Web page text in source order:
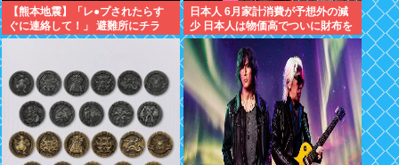
【熊本地震】「レ●プされたらす
ぐに連絡して！」 避難所にチラ
シ。 無料で緊急避妊薬を届けるシ
日本人 6月家計消費が予想外の減
少 日本人は物価高でついに財布を
閉じる、金を使わなくなる 使える
金がもう無いからだった